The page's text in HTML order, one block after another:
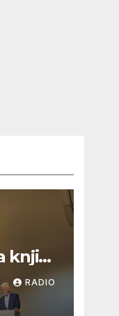
knjiga
RADIO